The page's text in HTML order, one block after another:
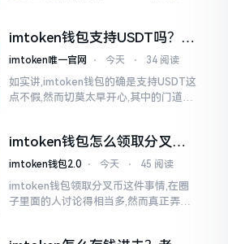
imtoken钱包支持USDT吗？转
账提现全攻略
imtoken唯一官网 ⋅ 今天 ⋅ 34 阅读
如实讲,imtoken钱包的确是支持USDT这
点不假,然而切莫太早开心,其中的门道是
费高得主子心疼
imtoken钱包怎么领取分叉
币？老手教你避坑
imtoken钱包2.0 ⋅ 今天 ⋅ 45 阅读
imtoken钱包领取分叉币这件事情,在圈
子里面的人讨论得相当多,然而真正弄明